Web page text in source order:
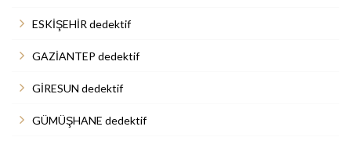
ESKİŞEHİR dedektif
GAZİANTEP dedektif
GİRESUN dedektif
GÜMÜŞHANE dedektif